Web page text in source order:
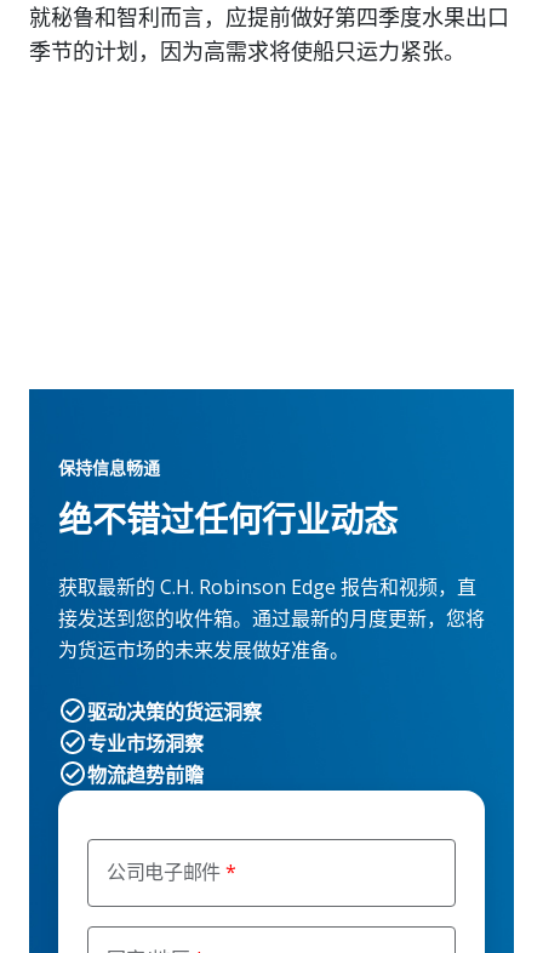
就秘鲁和智利而言，应提前做好第四季度水果出口
季节的计划，因为高需求将使船只运力紧张。
公司电子邮件
保持信息畅通
绝不错过任何行业动态
获取最新的 C.H. Robinson Edge 报告和视频，直
接发送到您的收件箱。通过最新的月度更新，您将
为货运市场的未来发展做好准备。
驱动决策的货运洞察
专业市场洞察
物流趋势前瞻